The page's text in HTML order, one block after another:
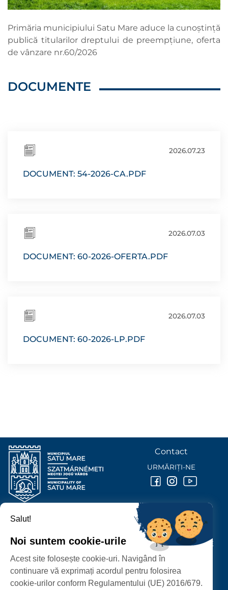
Primăria municipiului Satu Mare aduce la cunoștință
publică titularilor dreptului de preempțiune, oferta
de vânzare nr.60/2026
DOCUMENTE
2026.07.23
DOCUMENT: 54-2026-CA.PDF
2026.07.03
DOCUMENT: 60-2026-OFERTA.PDF
2026.07.03
DOCUMENT: 60-2026-LP.PDF
PROTECȚIA DATELOR PERSONALE
PRIMĂRIA MUNICIPIULUI
P-ȚA 25 OCTOMBRIE, NR. 1 CORP M, 440026 SATU MARE
Contact
URMĂRIȚI-NE
Salut!
Noi suntem cookie-urile
Acest site folosește cookie-uri. Navigând în
continuare vă exprimați acordul pentru folosirea
cookie-urilor conform Regulamentului (UE) 2016/679.